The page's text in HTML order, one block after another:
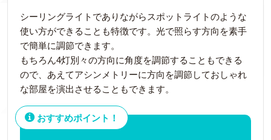
シーリングライトでありながらスポットライトのような
使い方ができることも特徴です。光で照らす方向を素手
で簡単に調節できます。
もちろん4灯別々の方向に角度を調節することもできる
ので、あえてアシンメトリーに方向を調節しておしゃれ
な部屋を演出させることもできます。
おすすめポイント！